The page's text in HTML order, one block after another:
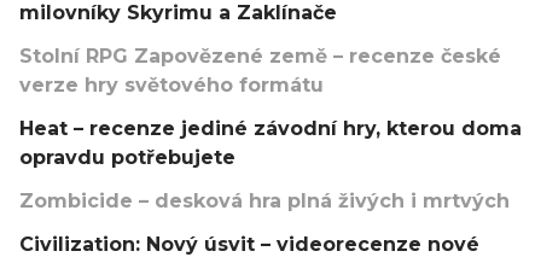
milovníky Skyrimu a Zaklínače
Stolní RPG Zapovězené země – recenze české
verze hry světového formátu
Heat – recenze jediné závodní hry, kterou doma
opravdu potřebujete
Zombicide – desková hra plná živých i mrtvých
Civilization: Nový úsvit – videorecenze nové